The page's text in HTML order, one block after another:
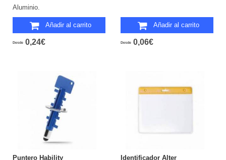
Aluminio.
Añadir al carrito
Desde 0,24€
Añadir al carrito
Desde 0,06€
Puntero Hability Identificador Alter